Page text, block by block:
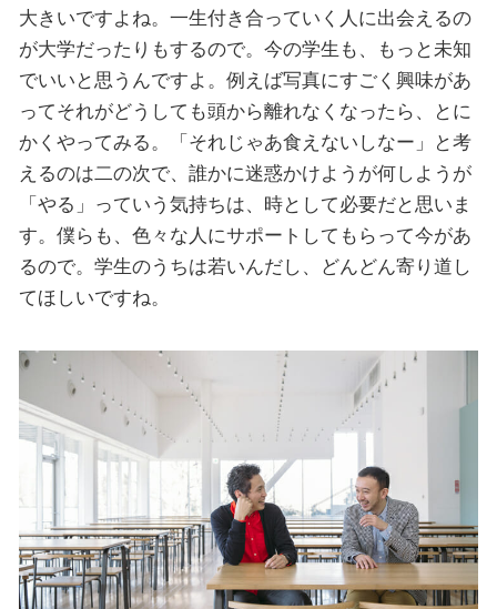
大きいですよね。一生付き合っていく人に出会えるの
が大学だったりもするので。今の学生も、もっと未知
でいいと思うんですよ。例えば写真にすごく興味があ
ってそれがどうしても頭から離れなくなったら、とに
かくやってみる。「それじゃあ食えないしなー」と考
えるのは二の次で、誰かに迷惑かけようが何しようが
「やる」っていう気持ちは、時として必要だと思いま
す。僕らも、色々な人にサポートしてもらって今があ
るので。学生のうちは若いんだし、どんどん寄り道し
てほしいですね。